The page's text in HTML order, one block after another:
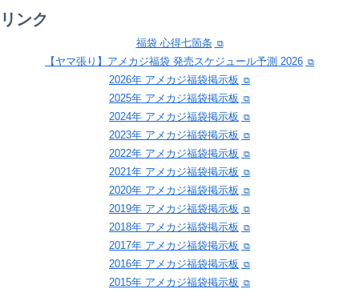
リンク
福袋 心得七箇条
【ヤマ張り】アメカジ福袋 発売スケジュール予測 2026
2026年 アメカジ福袋掲示板
2025年 アメカジ福袋掲示板
2024年 アメカジ福袋掲示板
2023年 アメカジ福袋掲示板
2022年 アメカジ福袋掲示板
2021年 アメカジ福袋掲示板
2020年 アメカジ福袋掲示板
2019年 アメカジ福袋掲示板
2018年 アメカジ福袋掲示板
2017年 アメカジ福袋掲示板
2016年 アメカジ福袋掲示板
2015年 アメカジ福袋掲示板